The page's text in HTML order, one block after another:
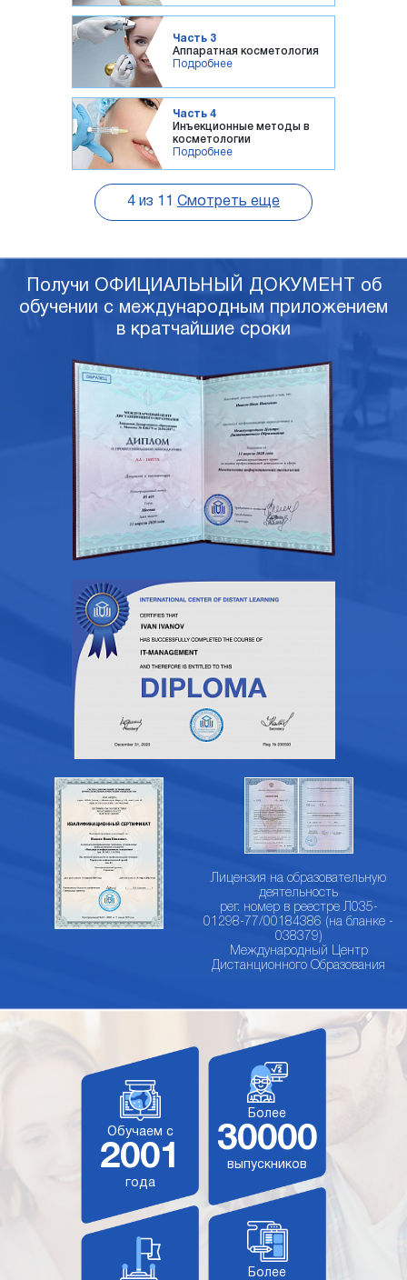
Часть 3
Аппаратная косметология
Подробнее
Часть 4
Инъекционные методы в
косметологии
Подробнее
4 из 11 Смотреть еще
Получи ОФИЦИАЛЬНЫЙ ДОКУМЕНТ об
обучении с международным приложением
в кратчайшие сроки
Лицензия на образовательную
деятельность
рег. номер в реестре Л035-
01298-77/00184386 (на бланке -
038379)
Международный Центр
Дистанционного Образования
Обучаем с
2001
года
Более
30000
выпускников
Более